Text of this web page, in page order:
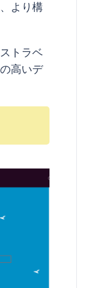
より構
トラベ
高いデ